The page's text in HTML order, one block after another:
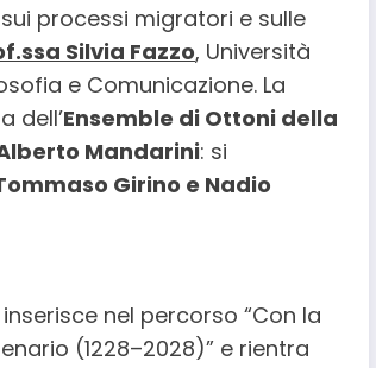
processi migratori e sulle
Silvia Fazzo, Università
e Comunicazione. La
dell’Ensemble di Ottoni della
Mandarini: si
Girino e Nadio
nel percorso “Con la
(1228–2028)” e rientra